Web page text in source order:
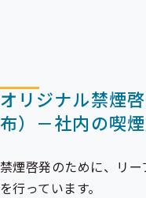
オリジナル禁煙
布）－社内の喫
禁煙啓発のために、リ
を行っています。